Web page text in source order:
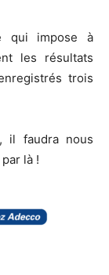
qui impose à
les résultats
trois
il faudra nous
là !